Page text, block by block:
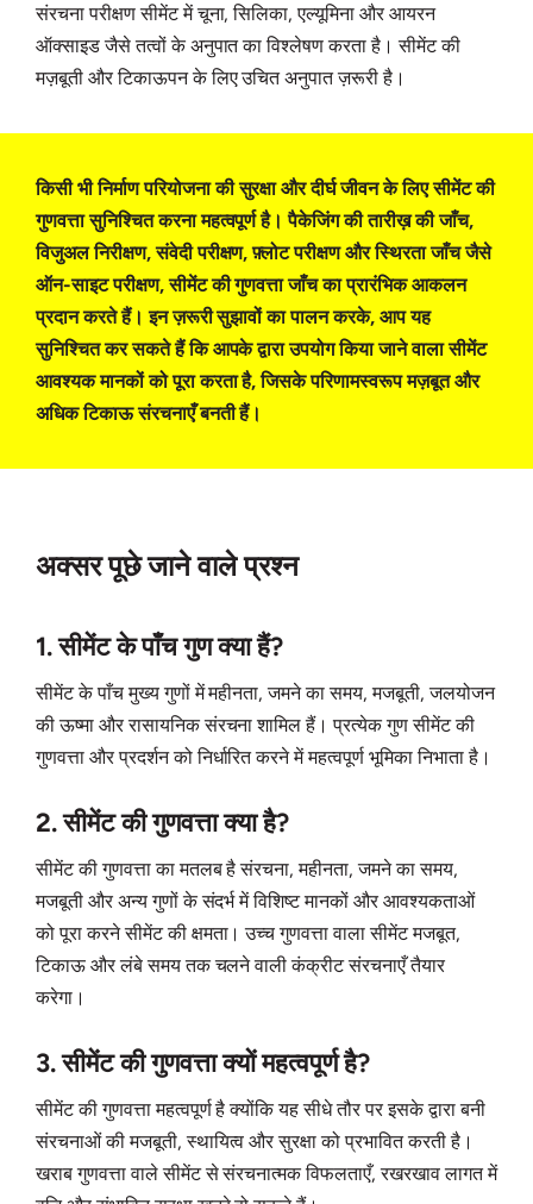
संरचना परीक्षण सीमेंट में चूना, सिलिका, एल्यूमिना और आयरन
ऑक्साइड जैसे तत्वों के अनुपात का विश्लेषण करता है। सीमेंट की
मज़बूती और टिकाऊपन के लिए उचित अनुपात ज़रूरी है।
किसी भी निर्माण परियोजना की सुरक्षा और दीर्घ जीवन के लिए सीमेंट की
गुणवत्ता सुनिश्चित करना महत्वपूर्ण है। पैकेजिंग की तारीख़ की जाँच,
विजुअल निरीक्षण, संवेदी परीक्षण, फ़्लोट परीक्षण और स्थिरता जाँच जैसे
ऑन-साइट परीक्षण, सीमेंट की गुणवत्ता जाँच का प्रारंभिक आकलन
प्रदान करते हैं। इन ज़रूरी सुझावों का पालन करके, आप यह
सुनिश्चित कर सकते हैं कि आपके द्वारा उपयोग किया जाने वाला सीमेंट
आवश्यक मानकों को पूरा करता है, जिसके परिणामस्वरूप मज़बूत और
अधिक टिकाऊ संरचनाएँ बनती हैं।
अक्सर पूछे जाने वाले प्रश्न
1. सीमेंट के पाँच गुण क्या हैं?
सीमेंट के पाँच मुख्य गुणों में महीनता, जमने का समय, मजबूती, जलयोजन
की ऊष्मा और रासायनिक संरचना शामिल हैं। प्रत्येक गुण सीमेंट की
गुणवत्ता और प्रदर्शन को निर्धारित करने में महत्वपूर्ण भूमिका निभाता है।
2. सीमेंट की गुणवत्ता क्या है?
सीमेंट की गुणवत्ता का मतलब है संरचना, महीनता, जमने का समय,
मजबूती और अन्य गुणों के संदर्भ में विशिष्ट मानकों और आवश्यकताओं
को पूरा करने सीमेंट की क्षमता। उच्च गुणवत्ता वाला सीमेंट मजबूत,
टिकाऊ और लंबे समय तक चलने वाली कंक्रीट संरचनाएँ तैयार
करेगा।
3. सीमेंट की गुणवत्ता क्यों महत्वपूर्ण है?
सीमेंट की गुणवत्ता महत्वपूर्ण है क्योंकि यह सीधे तौर पर इसके द्वारा बनी
संरचनाओं की मजबूती, स्थायित्व और सुरक्षा को प्रभावित करती है।
खराब गुणवत्ता वाले सीमेंट से संरचनात्मक विफलताएँ, रखरखाव लागत में